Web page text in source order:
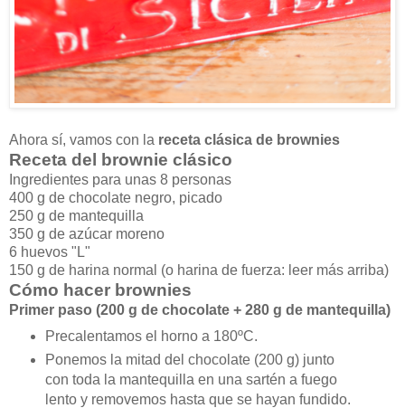
Ahora sí, vamos con la receta clásica de brownies
Receta del brownie clásico
Ingredientes para unas 8 personas
400 g de chocolate negro, picado
250 g de mantequilla
350 g de azúcar moreno
6 huevos "L"
150 g de harina normal (o harina de fuerza: leer más arriba)
Cómo hacer brownies
Primer paso (200 g de chocolate + 280 g de mantequilla)
Precalentamos el horno a 180ºC.
Ponemos la mitad del chocolate (200 g) junto
con toda la mantequilla en una sartén a fuego
lento y removemos hasta que se hayan fundido.